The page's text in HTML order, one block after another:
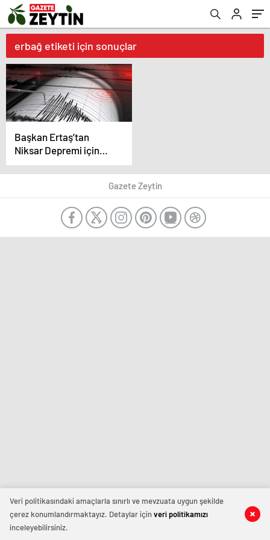
erbağ etiketi için sonuçlar
Başkan Ertaş’tan
Niksar Depremi için
geçmiş olsun mesajı
Gazete Zeytin
Veri politikasındaki amaçlarla sınırlı ve mevzuata uygun şekilde
çerez konumlandırmaktayız. Detaylar içinveri politikamızı
inceleyebilirsiniz.